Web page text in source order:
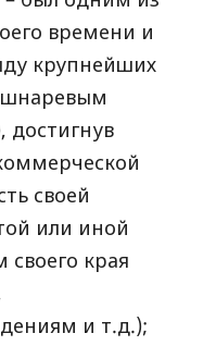
времени и
крупнейших
своей
или иной
края
и т.д.);